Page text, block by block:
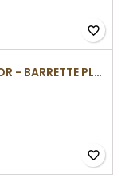
favorite_border
STYLO SLIMLINE OR - BARRETTE PLATE
favorite_border